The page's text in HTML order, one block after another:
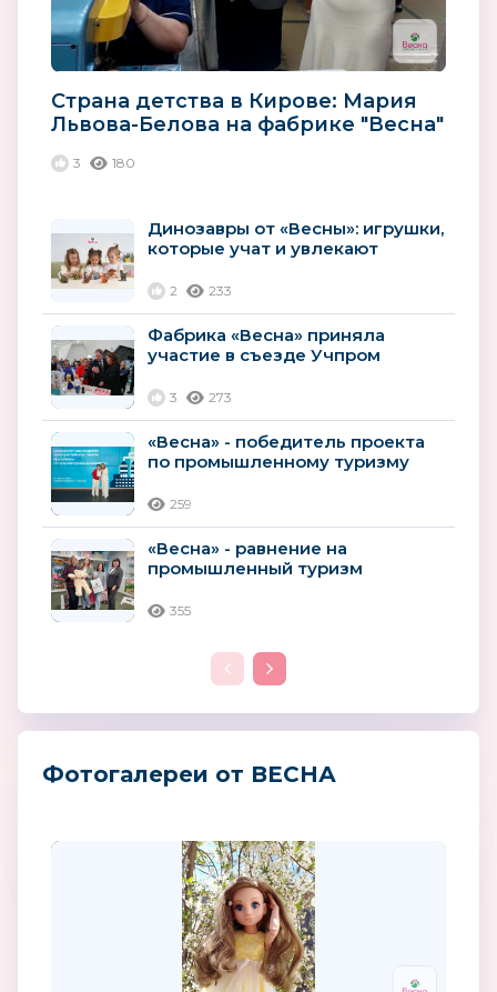
Страна детства в Кирове: Мария
Львова-Белова на фабрике "Весна"
3 180
Динозавры от «Весны»: игрушки,
которые учат и увлекают
2 233
Фабрика «Весна» приняла
участие в съезде Учпром
3 273
«Весна» - победитель проекта
по промышленному туризму
259
«Весна» - равнение на
промышленный туризм
355
Фотогалереи от ВЕСНА